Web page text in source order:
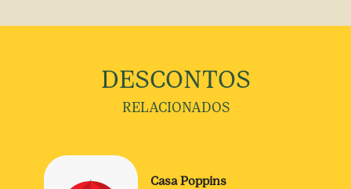
DESCONTOS
RELACIONADOS
Casa Poppins